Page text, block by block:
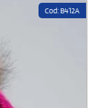
Cod: B412A